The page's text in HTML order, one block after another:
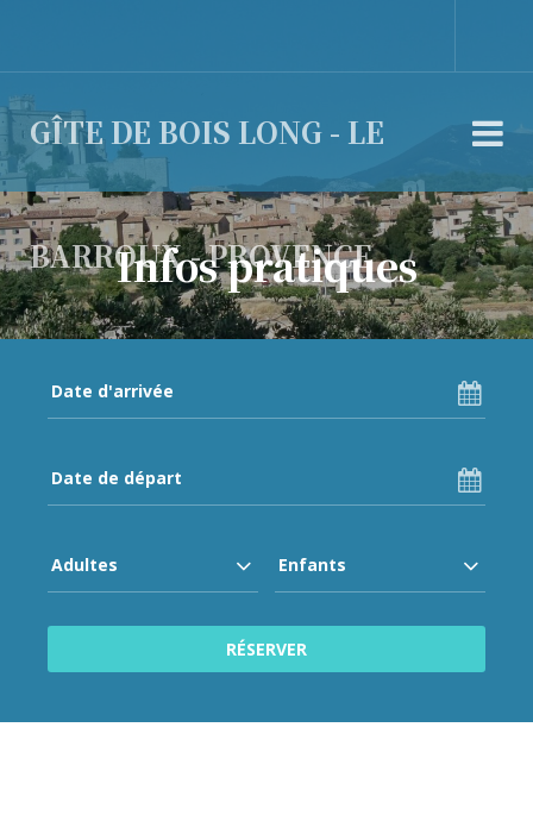
GÎTE DE BOIS LONG - LE
BARROUX - PROVENCE
Infos pratiques